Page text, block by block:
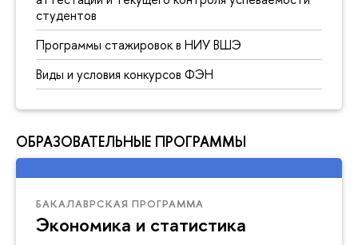
студентов
Программы стажировок в НИУ ВШЭ
Виды и условия конкурсов ФЭН
ОБРАЗОВАТЕЛЬНЫЕ ПРОГРАММЫ
БАКАЛАВРСКАЯ ПРОГРАММА
Экономика и статистика